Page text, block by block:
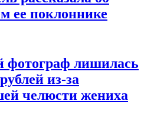
ее поклоннике
фотограф лишилась
из-за
челюсти жениха